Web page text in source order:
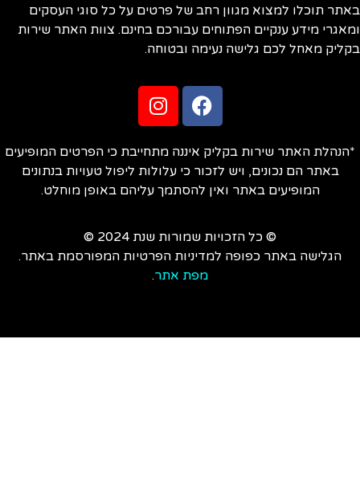
תוכלו למצוא מגוון רחב של פרטים על כל סוגי העסקים
מידע ענקיים הפתוחים עבורכם בחינם. צוות האתר שירות
מאחל לכם גלישה נעימה ובטוחה.
האתר שירות בקליק איננה מתחייבת כי הפרטים המופיעים
באתר הם נכונים, ויש לזכור כי עלולות ליפול טעויות בנתונים
המופיעים באתר ואין להסתמך עליהם באופן מוחלט.
© כל הזכויות שמורות שנת 2024 ©
הגלישה באתר כפופה למדיניות הפרטיות המפורסמת באתר.
מפת אתר.